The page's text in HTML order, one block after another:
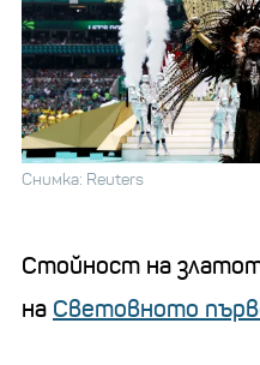
Снимка: Reuters
Стойност на
на Световното